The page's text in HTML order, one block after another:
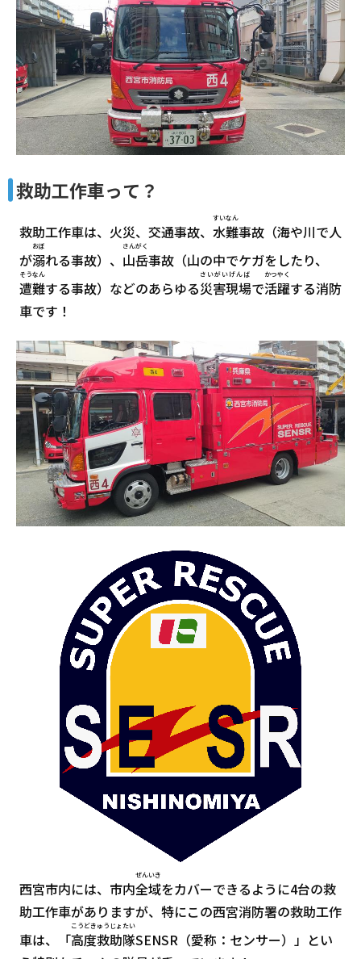
救助工作車って？
救助工作車は、火災、交通事故、 水難
すいなん
事故（海や川で人
が溺
おぼ
れる事故）、 山岳
さんがく
事故（山の中でケガをしたり、
遭難
そうなん
する事故）などのあらゆる災害現場
さいがいげんば
で活躍
かつやく
する消防
車です！
西宮市内には、市内全域
ぜんいき
をカバーできるように4台の救
助工作車がありますが、特にこの西宮消防署の救助工作
車は、「高度救助隊
こうどきゅうじょたい
SENSR（愛称：センサー）」とい